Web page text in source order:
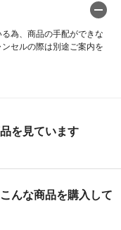
為、商品の手配ができな
セルの際は別途ご案内を
を見ています
んな商品を購入して